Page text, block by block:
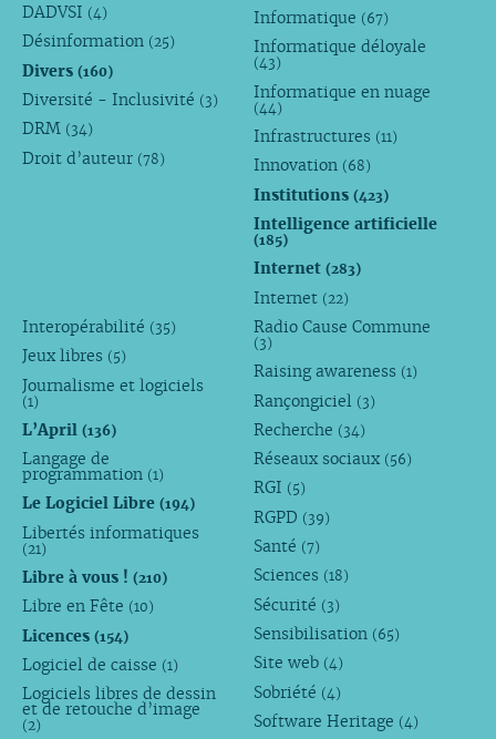
DADVSI (4)
Désinformation (25)
Divers (160)
Diversité - Inclusivité (3)
DRM (34)
Droit d’auteur (78)
Informatique (67)
Informatique déloyale
(43)
Informatique en nuage
(44)
Infrastructures (11)
Innovation (68)
Institutions(423)
Intelligence artificielle
(185)
Internet(283)
Internet (22)
Interopérabilité (35)
Jeux libres (5)
Journalisme et logiciels
(1)
L’April (136)
Langage de
programmation (1)
Le Logiciel Libre (194)
Libertés informatiques
(21)
Libre à vous ! (210)
Libre en Fête (10)
Licences (154)
Logiciel de caisse (1)
Logiciels libres de dessin
et de retouche d’image
(2)
Radio Cause Commune
(3)
Raising awareness (1)
Rançongiciel (3)
Recherche (34)
Réseaux sociaux (56)
RGI (5)
RGPD (39)
Santé (7)
Sciences (18)
Sécurité (3)
Sensibilisation (65)
Site web (4)
Sobriété (4)
Software Heritage (4)